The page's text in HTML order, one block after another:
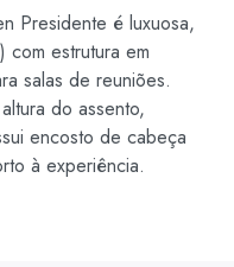
Presidente é luxuosa,
com estrutura em
salas de reuniões.
do assento,
encosto de cabeça
à experiência.